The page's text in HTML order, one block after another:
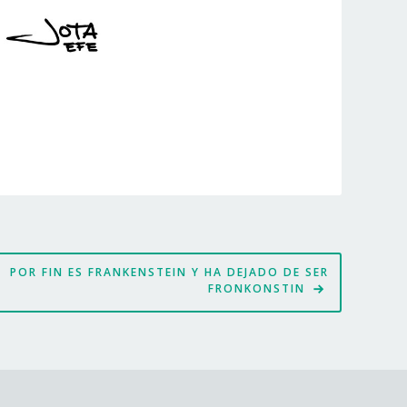
POR FIN ES FRANKENSTEIN Y HA DEJADO DE SER
FRONKONSTIN